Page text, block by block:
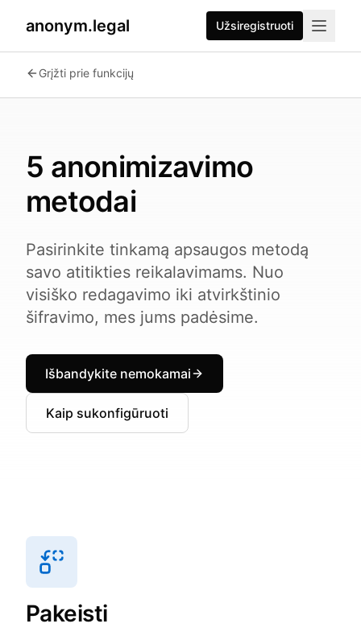
anonym.legal Užsiregistruoti
Grįžti prie funkcijų
5 anonimizavimo
metodai
Pasirinkite tinkamą apsaugos metodą
savo atitikties reikalavimams. Nuo
visiško redagavimo iki atvirkštinio
šifravimo, mes jums padėsime.
Išbandykite nemokamai
Kaip sukonfigūruoti
Pakeisti